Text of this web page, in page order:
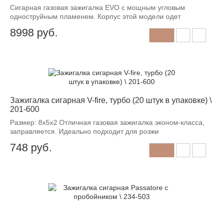
Сигарная газовая зажигалка EVO с мощным угловым
одноструйным пламенем. Корпус этой модели одет
8998 руб.
Зажигалка сигарная V-fire, турбо (20 штук в упаковке) \
201-600
Размер: 8х5х2 Отличная газовая зажигалка эконом-класса,
заправляется. Идеально подходит для розжи
748 руб.